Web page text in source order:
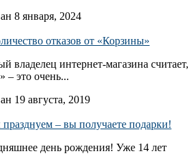
8 января, 2024
отказов от «Корзины»
владелец интернет-магазина считает,
– это очень...
19 августа, 2019
– вы получаете подарки!
день рождения! Уже 14 лет